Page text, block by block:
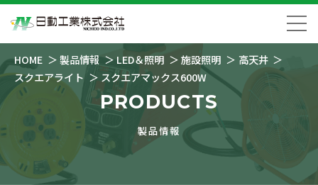
HOME 製品情報 LED＆照明 施設照明
高天井
スクエアライト
スクエアマックス600W
PRODUCTS
製品情報